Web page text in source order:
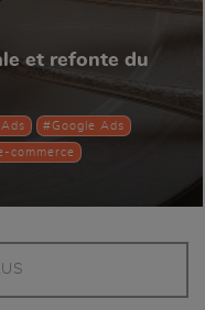
et refonte du
#Google Ads
commerce